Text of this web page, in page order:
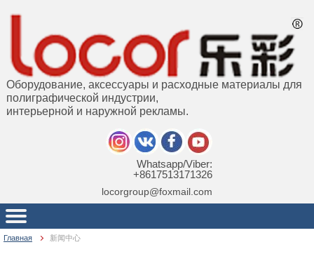
Оборудование, аксессуары и расходные материалы для
полиграфической индустрии,
интерьерной и наружной рекламы.
Whatsapp/Viber:
+8617513171326
locorgroup@foxmail.com
Главная 新闻中心